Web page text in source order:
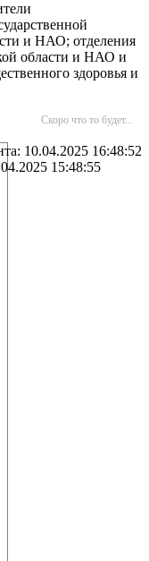
и НАО; отделения
области и НАО и
здоровья и
Скоро что то будет...
10.04.2025 16:48:52
15:48:55